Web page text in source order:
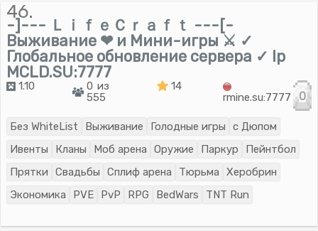
46.
-]--- ＬｉｆｅＣｒａｆｔ ---[-
Выживание ❤ и Мини-игры ⚔ ✓
Глобальное обновление сервера ✓ Ip
MCLD.SU:7777
1.10
0 из
555
14
rmine.su:7777
0
Без WhiteList Выживание Голодные игры
с Дюпом
Ивенты
Кланы Моб арена Оружие Паркур
Пейнтбол
Прятки
Свадьбы Сплиф арена Тюрьма
Херобрин
Экономика
PVE PvP RPG BedWars TNT Run